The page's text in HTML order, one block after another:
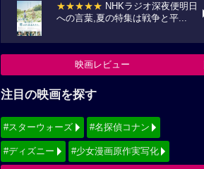
★★★★★ NHKラジオ深夜便明日
への言葉,夏の特集は戦争と平...
映画レビュー
注目の映画を探す
#スターウォーズ #名探偵コナン
#ディズニー #少女漫画原作実写化